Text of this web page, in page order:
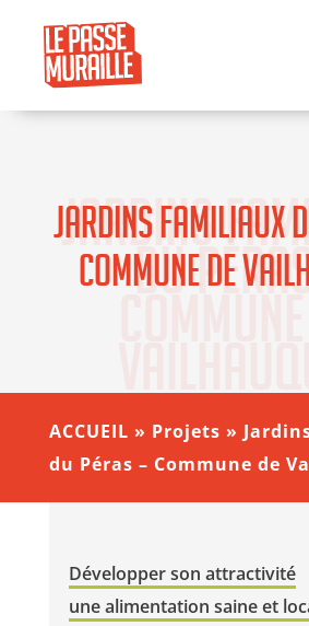
Jardins
du
Jardins Familiaux
Commune de
ACCUEIL » Projets »
du Péras – Commune de
Développer son attractivité
une alimentation saine et